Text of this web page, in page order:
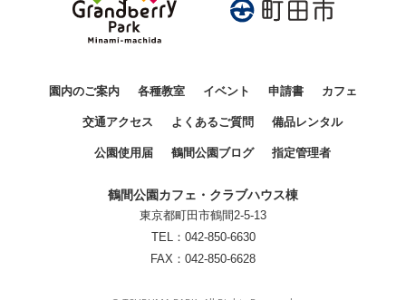
園内のご案内 各種教室 イベント 申請書 カフェ
交通アクセス よくあるご質問 備品レンタル
公園使用届 鶴間公園ブログ 指定管理者
鶴間公園カフェ・クラブハウス棟
東京都町田市鶴間2-5-13
TEL： 042-850-6630
FAX：042-850-6628